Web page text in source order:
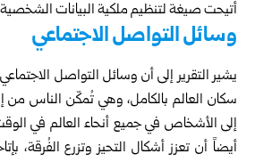
أُتيحت صيغة لتنظيم ملكية البيانات
وسائل التواصل الاجتماعي
يشير التقرير إلى أن وسائل التواصل
سكان العالم بالكامل، وهي تُمكّن الناس من
إلى الأشخاص في جميع أنحاء العالم في
أيضاً أن تعزز أشكال التحيز وتزرع الفُرقة،